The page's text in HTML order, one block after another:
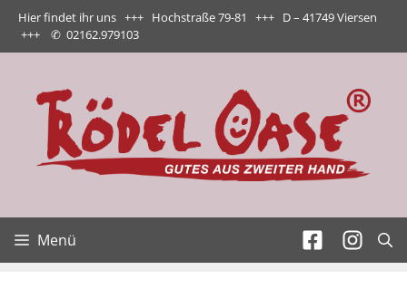
Zum
Inhalt
springen
Hier findet ihr uns +++ Hochstraße 79-81 +++ D – 41749 Viersen
+++ ✆ 02162.979103
Menü